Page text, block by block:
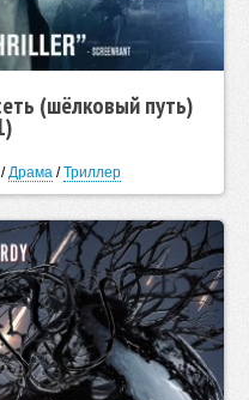
(шёлковый путь)
Драма/Триллер